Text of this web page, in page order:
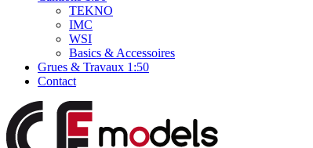
TEKNO
IMC
WSI
Basics & Accessoires
Grues & Travaux 1:50
Contact